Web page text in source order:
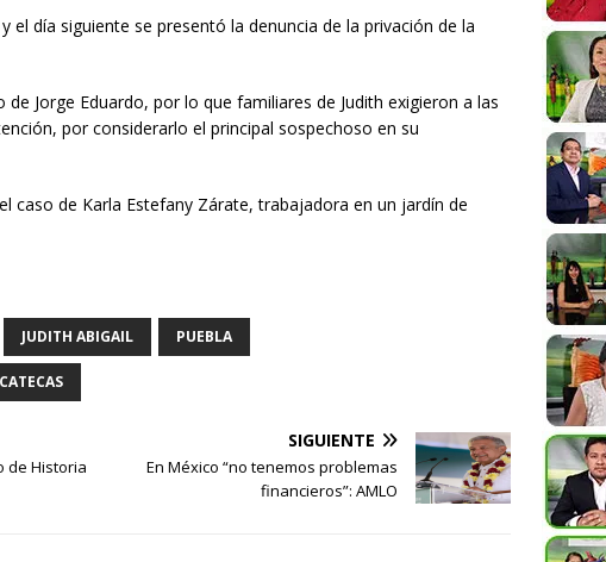
el día siguiente se presentó la denuncia de la privación de la
Jorge Eduardo, por lo que familiares de Judith exigieron a las
por considerarlo el principal sospechoso en su
caso de Karla Estefany Zárate, trabajadora en un jardín de
JUDITH ABIGAIL PUEBLA
de Historia
SIGUIENTE
En México “no tenemos problemas
financieros”: AMLO